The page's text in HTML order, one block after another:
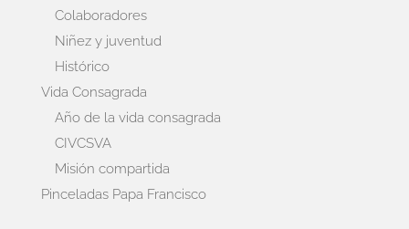
Colaboradores
Niñez y juventud
Histórico
Vida Consagrada
Año de la vida consagrada
CIVCSVA
Misión compartida
Pinceladas Papa Francisco